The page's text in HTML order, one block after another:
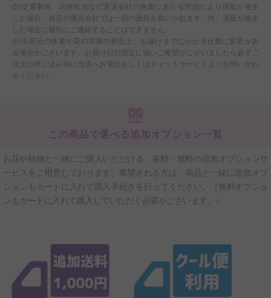
(5)交通事情、天候状況など運送会社の免責にあたる理由により遅延が発生
した場合、当店や運送会社では一切の責任を負いかねます。尚、遅延が発生
した場合に個別にご連絡することはできません。
(6)出荷元の休業や花の在庫の都合上、お届けまでにかかる日数に変更があ
る場合がございます。お届け日の指定に強いご希望がございましたら必ずご
注文の申し込み前に当店へお電話もしくはチャットサービスよりお問い合わ
せください。
この商品で選べる追加オプション一覧
お花や植物と一緒にご購入いただける、有料・無料の追加オプションサ
ービスをご用意しております。希望される方は、商品と一緒に追加オプ
ションもカートに入れて購入手続きを行ってください。（無料オプショ
ンもカートに入れて購入していただく必要がございます。）